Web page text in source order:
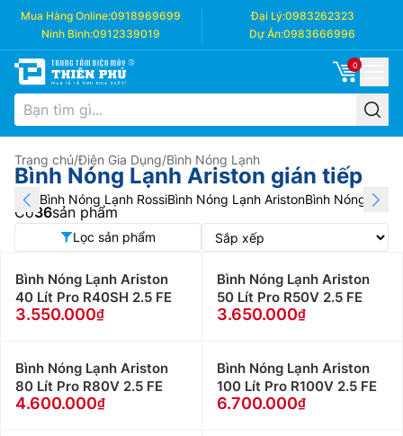
Mua Hàng Online:0918969699 Đại Lý:0983262323
Ninh Bình:0912339019 Dự Án:0983666996
0
Trang chủ/Điện Gia Dụng/Bình Nóng Lạnh
Bình Nóng Lạnh Ariston gián tiếp
Bình Nóng Lạnh RossiBình Nóng Lạnh AristonBình Nóng Lạnh
Có36sản phẩm
Lọc sản phẩm
Bình Nóng Lạnh Ariston
40 Lít Pro R40SH 2.5 FE
3.550.000
Bình Nóng Lạnh Ariston
50 Lít Pro R50V 2.5 FE
3.650.000
Bình Nóng Lạnh Ariston
80 Lít Pro R80V 2.5 FE
4.600.000
Bình Nóng Lạnh Ariston
100 Lít Pro R100V 2.5 FE
6.700.000